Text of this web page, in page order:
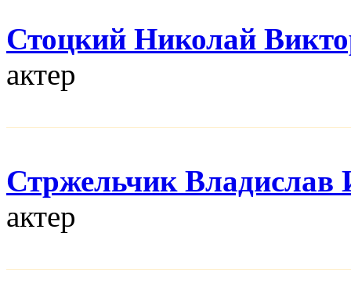
Стоцкий Николай
актер
Стржельчик Владислав
актер